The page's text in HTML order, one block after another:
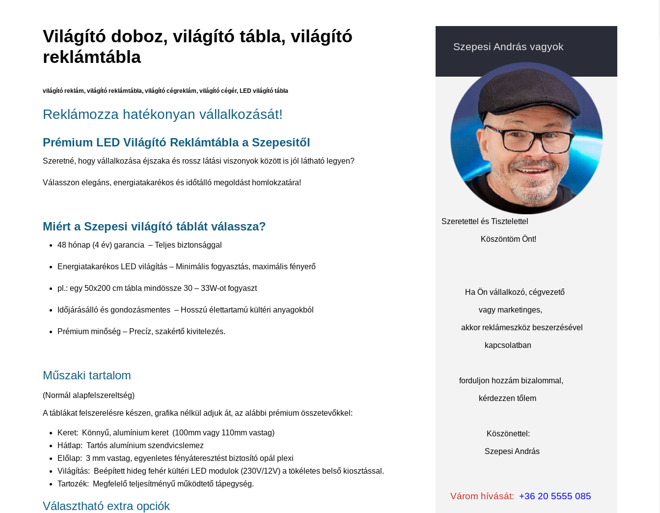
Világító doboz, világító tábla, világító
reklámtábla
világító reklám, világító reklámtábla, világító cégreklám, világító cégér, LED világító tábla
Reklámozza hatékonyan vállalkozását!
Prémium LED Világító Reklámtábla a Szepesitől
Szeretné, hogy vállalkozása éjszaka és rossz látási viszonyok között is jól látható legyen?
Válasszon elegáns, energiatakarékos és időtálló megoldást homlokzatára!
Miért a Szepesi világító táblát válassza?
48 hónap (4 év) garancia – Teljes biztonsággal
Energiatakarékos LED világítás – Minimális fogyasztás, maximális fényerő
pl.: egy 50x200 cm tábla mindössze 30 – 33W-ot fogyaszt
Időjárásálló és gondozásmentes – Hosszú élettartamú kültéri anyagokból
Prémium minőség – Precíz, szakértő kivitelezés.
Műszaki tartalom
(Normál alapfelszereltség)
A táblákat felszerelésre készen, grafika nélkül adjuk át, az alábbi prémium összetevőkkel:
Keret: Könnyű, alumínium keret (100mm vagy 110mm vastag)
Hátlap: Tartós alumínium szendvicslemez
Előlap: 3 mm vastag, egyenletes fényáteresztést biztosító opál plexi
Világítás: Beépített hideg fehér kültéri LED modulok (230V/12V) a tökéletes belső kiosztással.
Tartozék: Megfelelő teljesítményű működtető tápegység.
Választható extra opciók
Szepesi András vagyok
Szeretettel és Tisztelettel
Köszöntöm Önt!
Ha Ön vállalkozó, cégvezető
vagy marketinges,
akkor reklámeszköz beszerzésével
kapcsolatban
forduljon hozzám bizalommal,
kérdezzen tőlem
Köszönettel:
Szepesi András
Várom hívását: +36 20 5555 085